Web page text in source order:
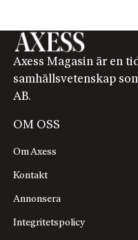
Axess Magasin är en
samhällsvetenskap
AB.
OM OSS
Om Axess
Kontakt
Annonsera
Integritetspolicy